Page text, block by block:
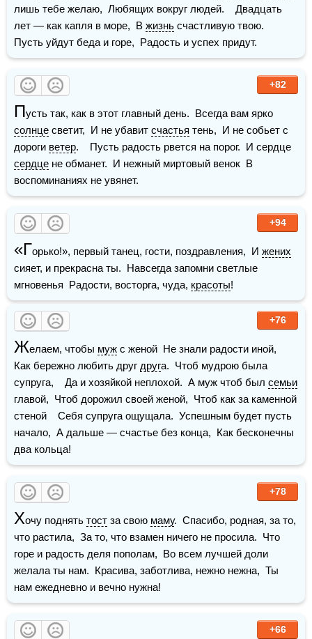
лишь тебе желаю,  Любящих вокруг людей.    Двадцать
лет — как капля в море,  В жизнь счастливую твою.
Пусть уйдут беда и горе,  Радость и успех придут.
+82
П
солнце светит,  И не убавит счастья тень,  И не собьет с
дороги ветер
сердце не обманет.  И нежный миртовый венок  В
воспоминаниях не увянет.
+94
«Горько!», первый танец, гости, поздравления,  И жених
сияет, и прекрасна ты.  Навсегда запомни светлые
мгновенья  Радости, восторга, чуда, красоты!
+76
Желаем, чтобы муж с женой  Не знали радости иной,
Как бережно любить друг друга.  Чтоб мудрою была
супруга,    Да и хозяйкой неплохой.  А муж чтоб был семьи
главой,  Чтоб дорожил своей женой,  Чтоб как за каменной
стеной    Себя супруга ощущала.  Успешным будет пусть
начало,  А дальше — счастье без конца,  Как бесконечны
два кольца!
+78
Хочу поднять тост за свою маму.  Спасибо, родная, за то,
что растила,  За то, что взамен ничего не просила.  Что
горе и радость деля пополам,  Во всем лучшей доли
желала ты нам.  Красива, заботлива, нежно нежна,  Ты
нам ежедневно и вечно нужна!
+66